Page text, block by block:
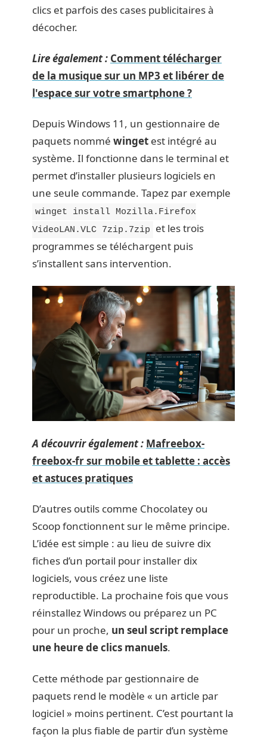
clics et parfois des cases publicitaires à
décocher.
Lire également : Comment télécharger
de la musique sur un MP3 et libérer de
l'espace sur votre smartphone ?
Depuis Windows 11, un gestionnaire de
paquets nommé winget est intégré au
système. Il fonctionne dans le terminal et
permet d’installer plusieurs logiciels en
une seule commande. Tapez par exemple
winget install Mozilla.Firefox
VideoLAN.VLC 7zip.7zip
et les trois
programmes se téléchargent puis
s’installent sans intervention.
A découvrir également : Mafreebox-
freebox-fr sur mobile et tablette : accès
et astuces pratiques
D’autres outils comme Chocolatey ou
Scoop fonctionnent sur le même principe.
L’idée est simple : au lieu de suivre dix
fiches d’un portail pour installer dix
logiciels, vous créez une liste
reproductible. La prochaine fois que vous
réinstallez Windows ou préparez un PC
pour un proche, un seul script remplace
une heure de clics manuels.
Cette méthode par gestionnaire de
paquets rend le modèle « un article par
logiciel » moins pertinent. C’est pourtant la
façon la plus fiable de partir d’un système